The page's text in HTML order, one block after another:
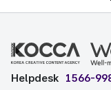
Helpdesk 1566-